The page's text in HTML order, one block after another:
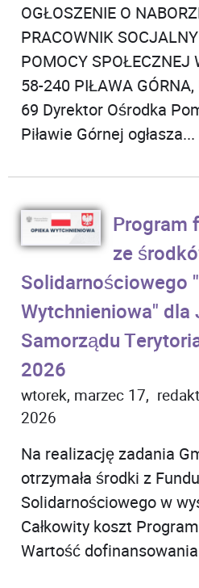
OGŁOSZENIE O
PRACOWNIK
POMOCY SPOŁECZNEJ
58-240 PIŁAWA
69 Dyrektor Ośrodka
Piławie Górnej ogłasza...
Program
ze
Solidarnościowego
Wytchnieniowa" dla
Samorządu
2026
wtorek, marzec 17,
2026
Na realizację zadania
otrzymała środki z
Solidarnościowego w
Całkowity koszt
Wartość